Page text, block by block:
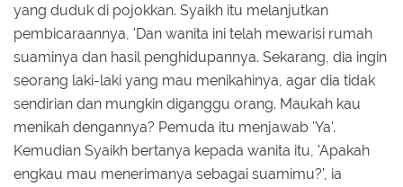
yang duduk di pojokkan. Syaikh itu melanjutkan
pembicaraannya, 'Dan wanita ini telah mewarisi rumah
suaminya dan hasil penghidupannya. Sekarang, dia ingin
seorang laki-laki yang mau menikahinya, agar dia tidak
sendirian dan mungkin diganggu orang. Maukah kau
menikah dengannya? Pemuda itu menjawab 'Ya'.
Kemudian Syaikh bertanya kepada wanita itu, 'Apakah
engkau mau menerimanya sebagai suamimu?', ia